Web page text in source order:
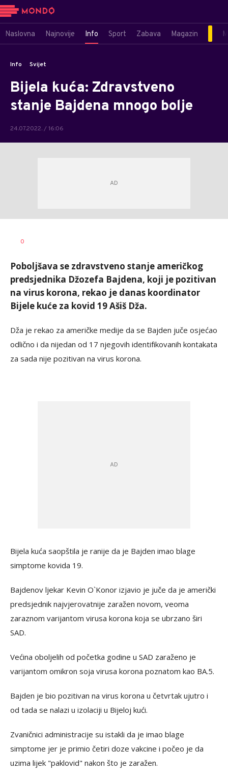
Naslovna Najnovije Info Sport Zabava Magazin
Info Svijet
Bijela kuća: Zdravstveno
stanje Bajdena mnogo bolje
24.07.2022. / 16:06
AUTOR
0
Poboljšava se zdravstveno stanje američkog
predsjednika Džozefa Bajdena, koji je pozitivan
na virus korona, rekao je danas koordinator
Bijele kuće za kovid 19 Ašiš Dža.
Dža je rekao za američke medije da se Bajden juče osjećao
odlično i da nijedan od 17 njegovih identifikovanih kontakata
za sada nije pozitivan na virus korona.
Bijela kuća saopštila je ranije da je Bajden imao blage
simptome kovida 19.
Bajdenov ljekar Kevin O`Konor izjavio je juče da je američki
predsjednik najvjerovatnije zaražen novom, veoma
zaraznom varijantom virusa korona koja se ubrzano širi
SAD.
Većina oboljelih od početka godine u SAD zaraženo je
varijantom omikron soja virusa korona poznatom kao BA.5.
Bajden je bio pozitivan na virus korona u četvrtak ujutro i
od tada se nalazi u izolaciji u Bijeloj kući.
Zvaničnici administracije su istakli da je imao blage
simptome jer je primio četiri doze vakcine i počeo je da
uzima lijek "paklovid" nakon što je zaražen.